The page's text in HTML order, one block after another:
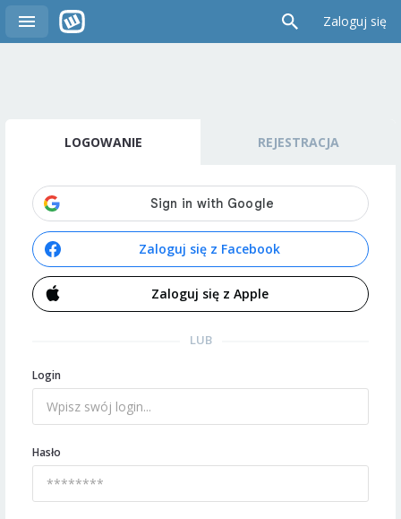
Zaloguj się
LOGOWANIE REJESTRACJA
Zaloguj się z Facebook
Zaloguj się z Apple
LUB
Login
Hasło